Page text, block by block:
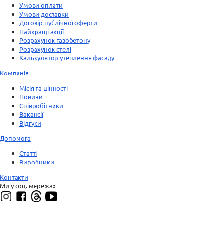
Умови оплати
Умови доставки
Договір публічної оферти
Найкращі акції
Розрахунок газобетону
Розрахунок стелі
Калькулятор утеплення фасаду
Компанія
Місія та цінності
Новини
Співробітники
Вакансії
Відгуки
Допомога
Статті
Виробники
Контакти
Ми у соц. мережах